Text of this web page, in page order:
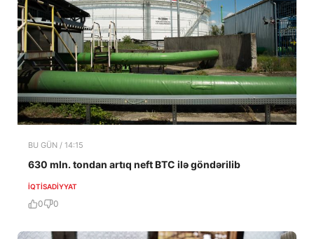
BU GÜN / 14:15
630 mln. tondan artıq neft BTC ilə göndərilib
İQTISADIYYAT
0 0